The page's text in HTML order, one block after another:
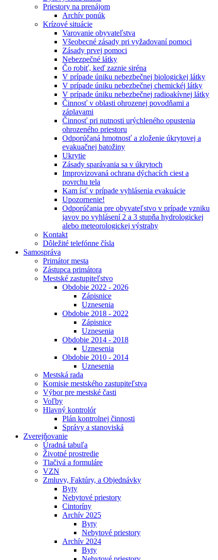
Priestory na prenájom
Archív ponúk
Krízové situácie
Varovanie obyvateľstva
Všeobecné zásady pri vyžadovaní pomoci
Zásady prvej pomoci
Nebezpečné látky
Čo robiť, keď zaznie siréna
V prípade úniku nebezbečnej biologickej látky
V prípade úniku nebezbečnej chemickéj látky
V prípade úniku nebezbečnej radioakívnej látky
Činnosť v oblasti ohrozenej povodňami a
záplavami
Činnosť pri nutnosti urýchleného opustenia
ohrozeného priestoru
Odporúčaná hmotnosť a zloženie úkrytovej a
evakuačnej batožiny
Ukrytie
Zásady sparávania sa v úkrytoch
Improvizovaná ochrana dýchacích ciest a
povrchu tela
Kam ísť v prípade vyhlásenia evakuácie
Upozornenie!
Odporúčania pre obyvateľstvo v prípade vzniku
javov po vyhlásení 2 a 3 stupňa hydrologickej
alebo meteorologickej výstrahy
Kontakt
Dôležité telefónne čísla
Samospráva
Primátor mesta
Zástupca primátora
Mestské zastupiteľstvo
Obdobie 2022 - 2026
Zápisnice
Uznesenia
Obdobie 2018 - 2022
Zápisnice
Uznesenia
Obdobie 2014 - 2018
Uznesenia
Obdobie 2010 - 2014
Uznesenia
Mestská rada
Komisie mestského zastupiteľstva
Výbor pre mestské časti
Voľby
Hlavný kontrolór
Plán kontrolnej činnosti
Správy a stanoviská
Zverejňovanie
Úradná tabuľa
Životné prostredie
Tlačivá a formuláre
VZN
Zmluvy, Faktúry, a Objednávky
Byty
Nebytové priestory
Cintoríny
Archív 2025
Byty
Nebytové priestory
Archív 2024
Byty